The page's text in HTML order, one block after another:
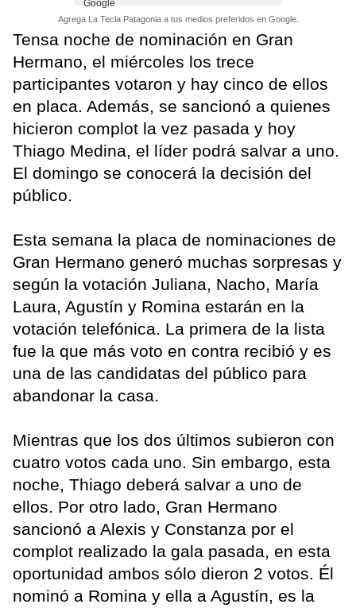
Agrega La Tecla Patagonia a tus medios preferidos en Google.
Tensa noche de nominación en Gran
Hermano, el miércoles los trece
participantes votaron y hay cinco de ellos
en placa. Además, se sancionó a quienes
hicieron complot la vez pasada y hoy
Thiago Medina, el líder podrá salvar a uno.
El domingo se conocerá la decisión del
público.
Esta semana la placa de nominaciones de
Gran Hermano generó muchas sorpresas y
según la votación Juliana, Nacho, María
Laura, Agustín y Romina estarán en la
votación telefónica. La primera de la lista
fue la que más voto en contra recibió y es
una de las candidatas del público para
abandonar la casa.
Mientras que los dos últimos subieron con
cuatro votos cada uno. Sin embargo, esta
noche, Thiago deberá salvar a uno de
ellos. Por otro lado, Gran Hermano
sancionó a Alexis y Constanza por el
complot realizado la gala pasada, en esta
oportunidad ambos sólo dieron 2 votos. Él
nominó a Romina y ella a Agustín, es la